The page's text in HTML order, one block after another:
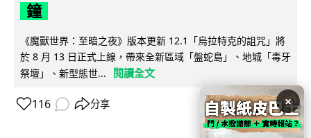
鐘
《魔獸世界：至暗之夜》版本更新 12.1「烏拉特克的詛咒」將
於 8 月 13 日正式上線，帶來全新區域「盤蛇島」、地城「毒牙
祭壇」、新型態世...
閱讀全文
116 分享 ×